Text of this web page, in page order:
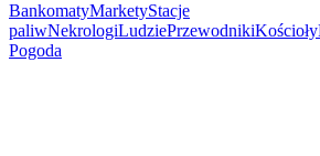
BankomatyMarketyStacje
paliwNekrologiLudziePrzewodnikiKościoły
Pogoda